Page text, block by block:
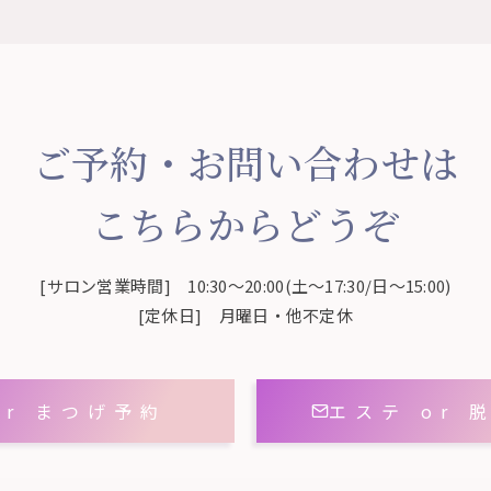
ご予約・お問い合わせは
こちらからどうぞ
[サロン営業時間] 10:30～20:00(土～17:30/日～15:00)
[定休日] 月曜日・他不定休
まつげ予約 エステ or